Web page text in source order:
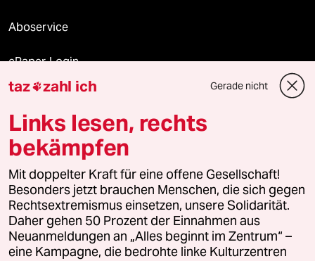
Aboservice
ePaper Login
Downloads für Abonnierende
© 2026 taz Verlags und Vertriebs GmbH
Alle Rechte vorbehalten. Bei rechtlichen Fragen oder für Genehmigungen
wenden Sie sich bitte an
lizenzen@taz.de
Feedback Redaktionsstatut Kommune-Richtlinien
taz zahl ich Gerade nicht
Links lesen, rechts
bekämpfen
Mit doppelter Kraft für eine offene Gesellschaft!
Besonders jetzt brauchen Menschen, die sich gegen
Rechtsextremismus einsetzen, unsere Solidarität.
Daher gehen 50 Prozent der Einnahmen aus
Neuanmeldungen an „Alles beginnt im Zentrum“ –
eine Kampagne, die bedrohte linke Kulturzentren